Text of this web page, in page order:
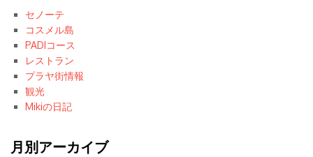
セノーテ
コスメル島
PADIコース
レストラン
プラヤ街情報
観光
Mikiの日記
月別アーカイブ